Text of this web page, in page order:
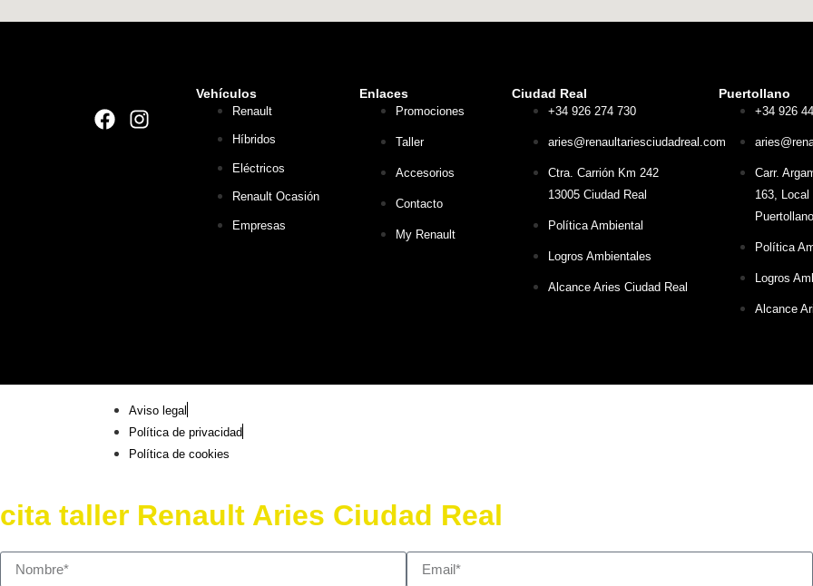
Vehículos
Renault
Híbridos
Eléctricos
Renault Ocasión
Empresas
Enlaces
Promociones
Taller
Accesorios
Contacto
My Renault
Ciudad Real
+34 926 274 730
aries@renaultariesciudadreal.com
Ctra. Carrión Km 242
13005 Ciudad Real
Política Ambiental
Logros Ambientales
Alcance Aries Ciudad Real
Puertollano
+34 926
Carr.
163, Local
Política
Logros
Alcance
Aviso legal
Política de privacidad
Política de cookies
cita taller Renault Aries Ciudad Real